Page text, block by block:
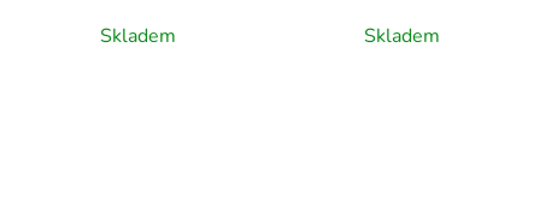
0,75l
Skladem
0,75l
Skladem